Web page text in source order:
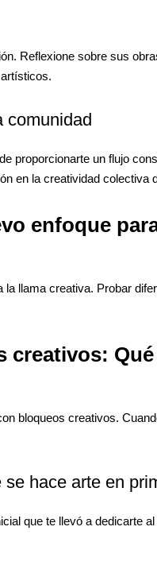
Reflexione sobre sus
comunidad
proporcionarte un flujo
en la creatividad colectiva
enfoque
llama creativa. Probar
creativos:
bloqueos creativos.
hace arte en
que te llevó a dedicarte